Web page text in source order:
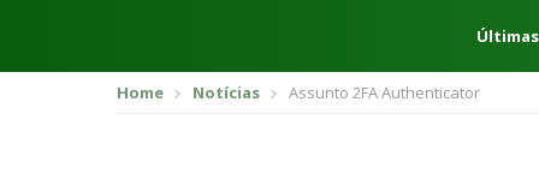
Home Notícias Assunto 2FA Authenticator